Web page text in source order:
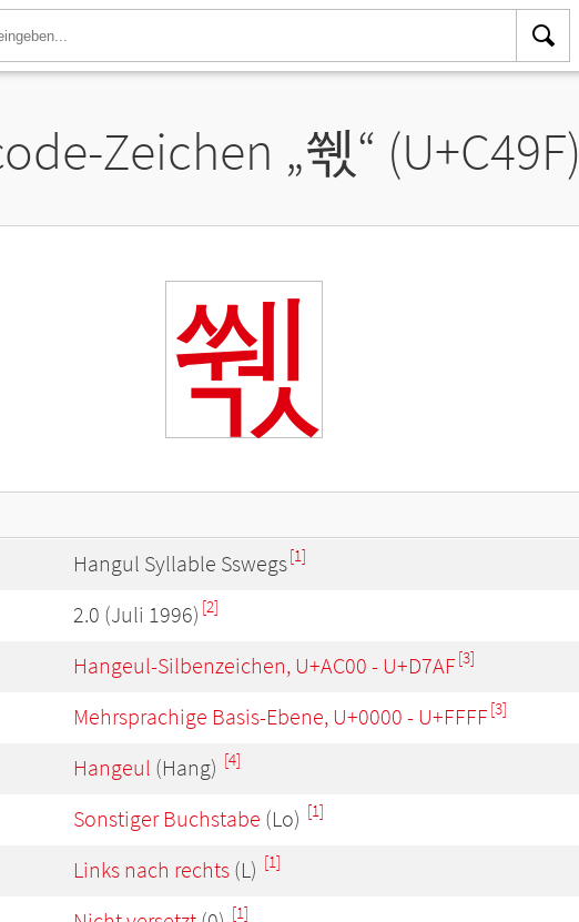
Zeichen „쒟“ (U+C49F)
쒟
Hangul Syllable Sswegs[1]
2.0 (Juli 1996) [2]
Hangeul-Silbenzeichen, U+AC00 - U+D7AF[3]
Mehrsprachige Basis-Ebene, U+0000 - U+FFFF[3]
Hangeul (Hang) [4]
Sonstiger Buchstabe (Lo) [1]
Links nach rechts (L) [1]
[1]